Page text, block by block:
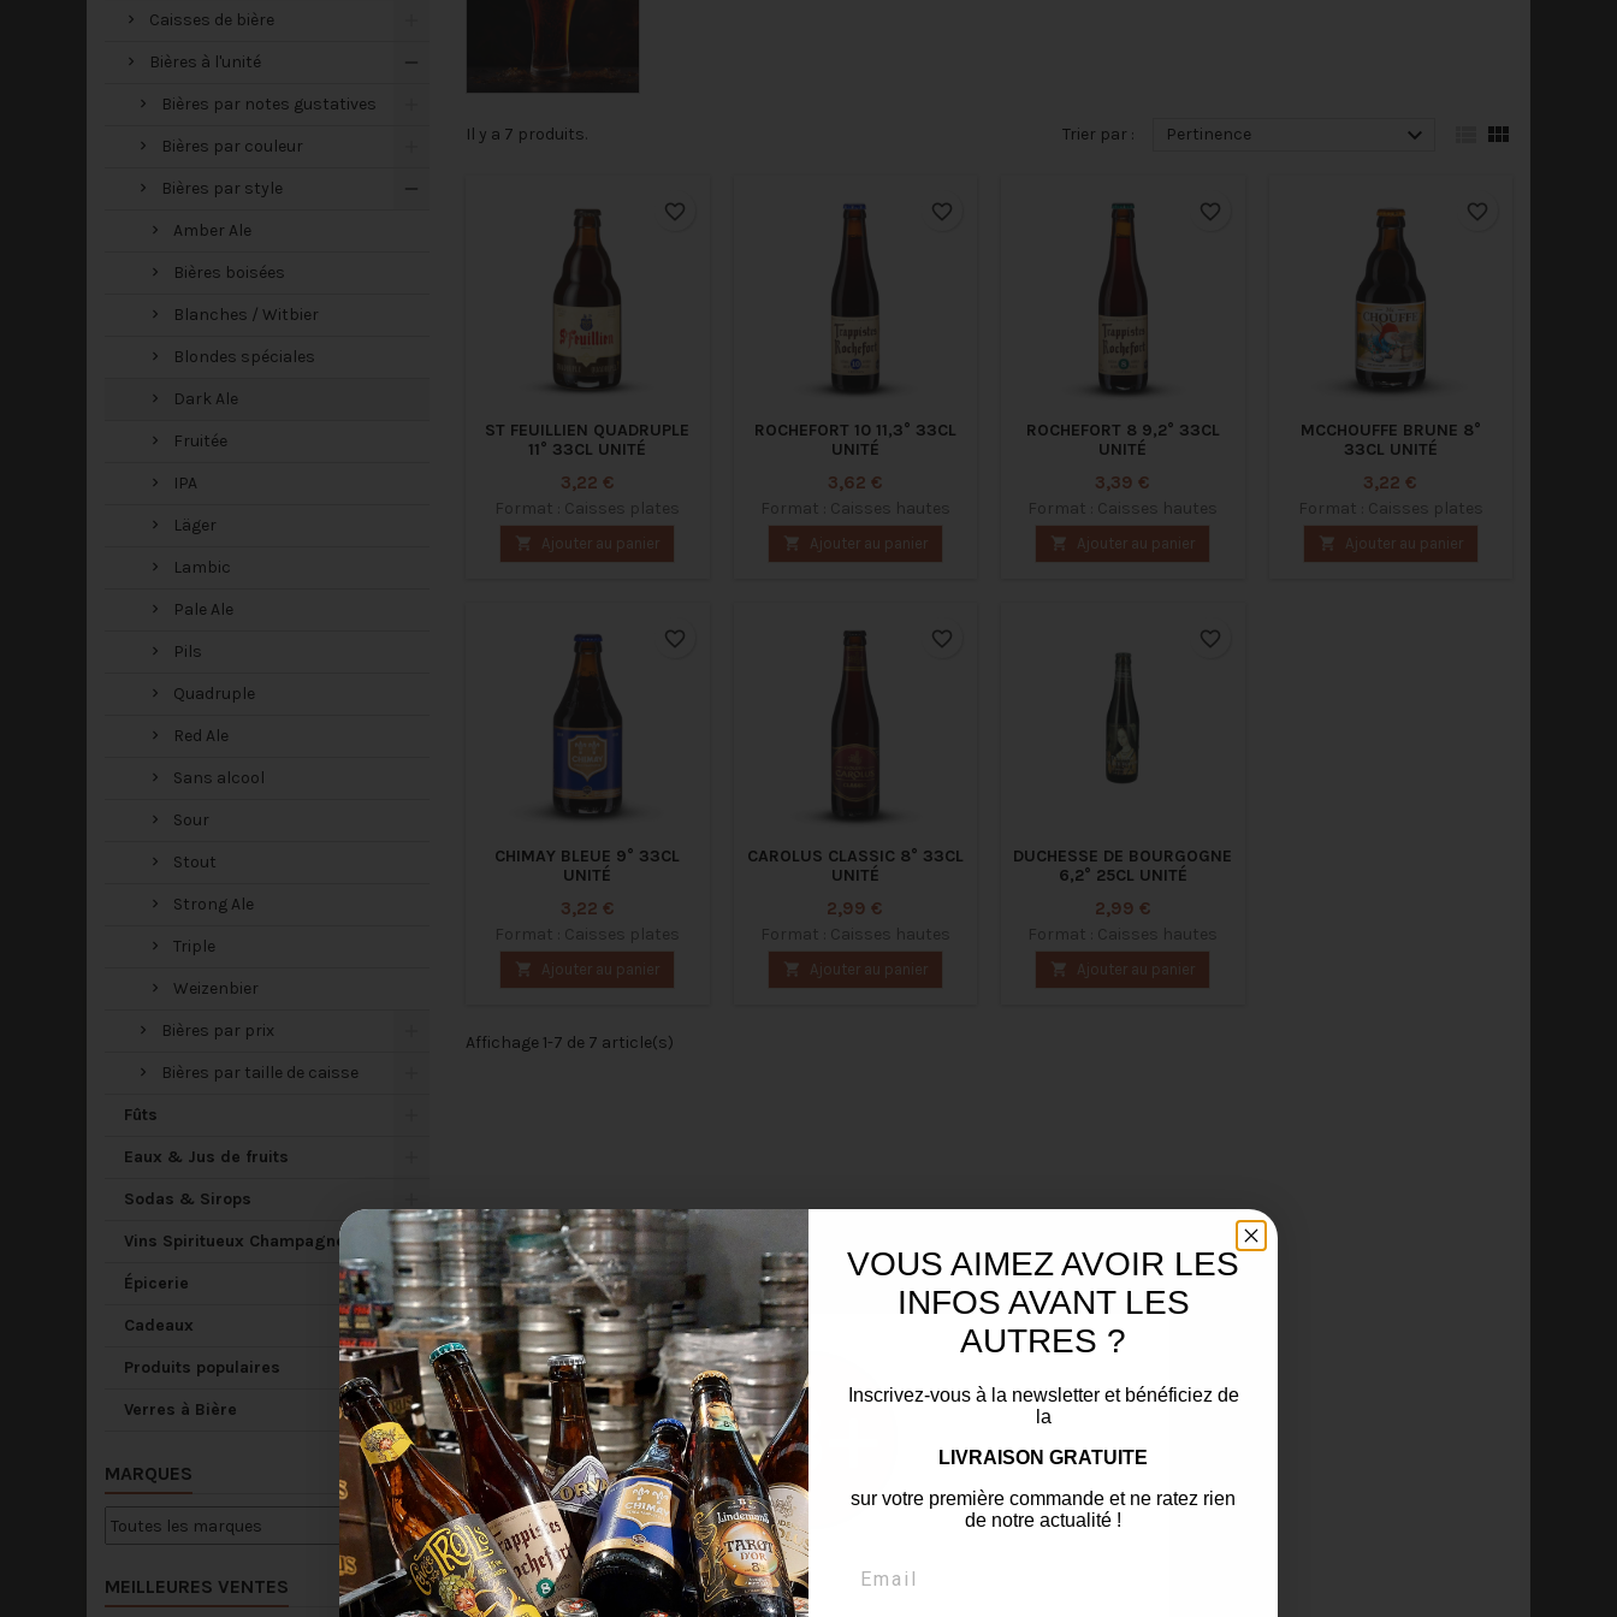
Caisses de bière
Bières à l'unité
Bières par notes gustatives
Bières par couleur
Bières par style
Amber Ale
Bières boisées
Blanches / Witbier
Blondes spéciales
Dark Ale
Fruitée
IPA
Läger
Lambic
Pale Ale
Pils
Quadruple
Red Ale
Sans alcool
Sour
Stout
Strong Ale
Triple
Weizenbier
Bières par prix
Bières par taille de caisse
Fûts
Eaux & Jus de fruits
Sodas & Sirops
Vins Spiritueux Champagne
Épicerie
Cadeaux
Produits populaires
Verres à Bière
MARQUES
MEILLEURES VENTES
Il y a 7 produits. Trier par : Pertinence  
ST FEUILLIEN QUADRUPLE
11° 33CL UNITÉ
Prix
3,22 €
Format : Caisses plates
 Ajouter au panier
favorite_border
ROCHEFORT 10 11,3° 33CL
UNITÉ
Prix
3,62 €
Format : Caisses hautes
 Ajouter au panier
favorite_border
ROCHEFORT 8 9,2° 33CL
UNITÉ
Prix
3,39 €
Format : Caisses hautes
 Ajouter au panier
favorite_border
MCCHOUFFE BRUNE 8°
33CL UNITÉ
Prix
3,22 €
Format : Caisses plates
 Ajouter au panier
favorite_border
CHIMAY BLEUE 9° 33CL
UNITÉ
Prix
3,22 €
Format : Caisses plates
 Ajouter au panier
favorite_border
CAROLUS CLASSIC 8° 33CL
UNITÉ
Prix
2,99 €
Format : Caisses hautes
 Ajouter au panier
favorite_border
DUCHESSE DE BOURGOGNE
6,2° 25CL UNITÉ
Prix
2,99 €
Format : Caisses hautes
 Ajouter au panier
favorite_border
Affichage 1-7 de 7 article(s)
Hop là pas si vite !
VOUS AIMEZ AVOIR LES
INFOS AVANT LES
AUTRES ?
Inscrivez-vous à la newsletter et bénéficiez de
la
LIVRAISON GRATUITE
sur votre première commande et ne ratez rien
de notre actualité !